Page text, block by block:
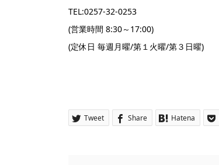
TEL:0257-32-0253
(営業時間 8:30～17:00)
(定休日 毎週月曜/第１火曜/第３日曜)
Tweet Share Hatena